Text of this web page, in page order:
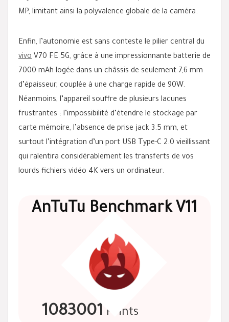
MP, limitant ainsi la polyvalence globale de la caméra.
Enfin, l’autonomie est sans conteste le pilier central du
vivo V70 FE 5G, grâce à une impressionnante batterie de
7000 mAh logée dans un châssis de seulement 7,6 mm
d’épaisseur, couplée à une charge rapide de 90W.
Néanmoins, l’appareil souffre de plusieurs lacunes
frustrantes : l’impossibilité d’étendre le stockage par
carte mémoire, l’absence de prise jack 3.5 mm, et
surtout l’intégration d’un port USB Type-C 2.0 vieillissant
qui ralentira considérablement les transferts de vos
lourds fichiers vidéo 4K vers un ordinateur.
AnTuTu Benchmark V11
1083001 Points